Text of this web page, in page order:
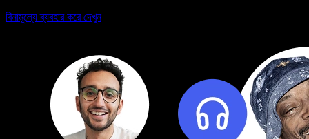
বিনামূল্যে ব্যবহার করে দেখুন